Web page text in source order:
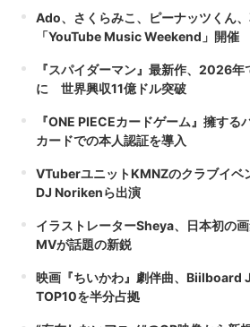
Ado、さくらみこ、ピーナッツくん
「YouTube Music Weekend」開催
『スパイダーマン』最新作、2026
に 世界興収11億ドル突破
『ONE PIECEカードゲーム』擁する
カードでの本人認証を導入
VTuberユニットKMNZのクラブイベ
DJ Norikenら出演
イラストレーターSheya、日本初の
MVが話題の新鋭
映画『ちいかわ』劇伴曲、Biilboard
TOP10を半分占拠